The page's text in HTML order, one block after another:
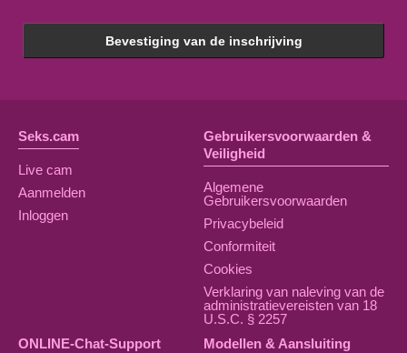
Bevestiging van de inschrijving
Seks.cam
Live cam
Aanmelden
Inloggen
Gebruikersvoorwaarden &
Veiligheid
Algemene
Gebruikersvoorwaarden
Privacybeleid
Conformiteit
Cookies
Verklaring van naleving van de
administratievereisten van 18
U.S.C. § 2257
ONLINE-Chat-Support
Modellen & Aansluiting